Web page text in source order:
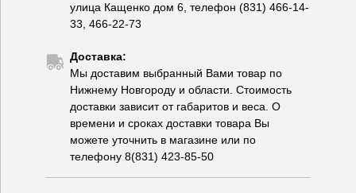
улица Кащенко дом 6, телефон (831) 466-14-
33, 466-22-73
Доставка:
Мы доставим выбранный Вами товар по
Нижнему Новгороду и области. Стоимость
доставки зависит от габаритов и веса. О
времени и сроках доставки товара Вы
можете уточнить в магазине или по
телефону 8(831) 423-85-50